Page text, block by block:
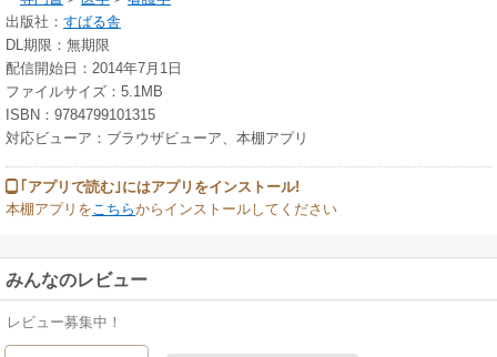
出版社： すばる舎
DL期限：無期限
配信開始日：2014年7月1日
ファイルサイズ：5.1MB
ISBN：9784799101315
対応ビューア：ブラウザビューア、本棚アプリ
｢アプリで読む｣にはアプリをインストール!
本棚アプリをこちらからインストールしてください
みんなのレビュー
レビュー募集中！